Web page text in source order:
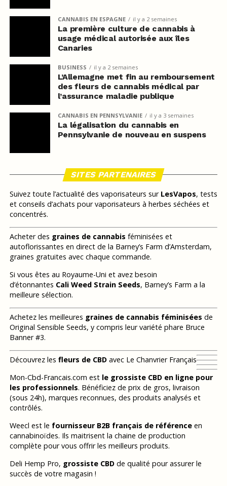
CANNABIS EN ESPAGNE il y a 2 semaines
La première culture de cannabis à
usage médical autorisée aux îles
Canaries
BUSINESS il y a 2 semaines
L’Allemagne met fin au remboursement
des fleurs de cannabis médical par
l’assurance maladie publique
CANNABIS EN PENNSYLVANIE il y a 3 semaines
La légalisation du cannabis en
Pennsylvanie de nouveau en suspens
SITES PARTENAIRES
Suivez toute l’actualité des vaporisateurs sur LesVapos, tests
et conseils d’achats pour vaporisateurs à herbes séchées et
concentrés.
Acheter des graines de cannabis féminisées et
autoflorissantes en direct de la Barney’s Farm d’Amsterdam,
graines gratuites avec chaque commande.
Si vous êtes au Royaume-Uni et avez besoin
d’étonnantes Cali Weed Strain Seeds, Barney’s Farm a la
meilleure sélection.
Achetez les meilleures graines de cannabis féminisées de
Original Sensible Seeds, y compris leur variété phare Bruce
Banner #3.
Découvrez les fleurs de CBDavec Le Chanvrier Français
Mon-Cbd-Francais.com est le grossiste CBD en ligne pour
les professionnels. Bénéficiez de prix de gros, livraison
(sous 24h), marques reconnues, des produits analysés et
contrôlés.
Weecl est le fournisseur B2B français de référenceen
cannabinoïdes. Ils maitrisent la chaine de production
complète pour vous offrir les meilleurs produits.
Deli Hemp Pro, grossiste CBDde qualité pour assurer le
succès de votre magasin !